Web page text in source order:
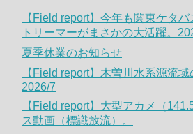
【Field report】今年も関東ケタ
トリーマーがまさかの大活躍。
夏季休業のお知らせ
【Field report】木曽川水系源流域
2026/7
【Field report】大型アカメ（
ス動画（標識放流）。